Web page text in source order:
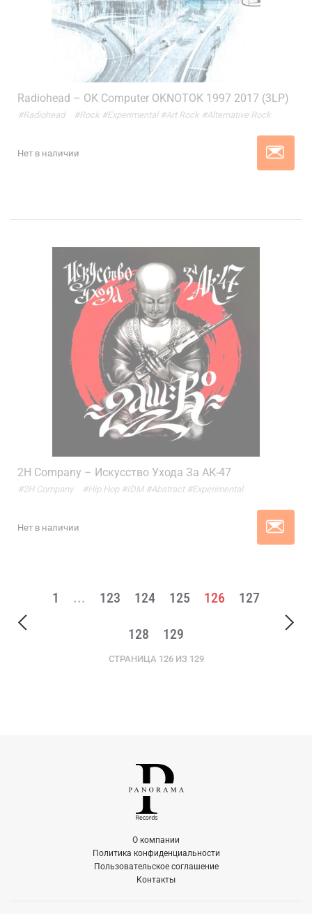
Radiohead – OK Computer OKNOTOK 1997 2017 (3LP)
#Radiohead #Rock #Experimental #Art Rock #Alternative Rock
Нет в наличии
2H Company – Искусство Ухода За АК-47
#2H Company #Hip Hop #IDM #Abstract #Experimental
Нет в наличии
1 ... 123 124 125 126 127
128 129
СТРАНИЦА 126 ИЗ 129
О компании
Политика конфиденциальности
Пользовательское соглашение
Контакты